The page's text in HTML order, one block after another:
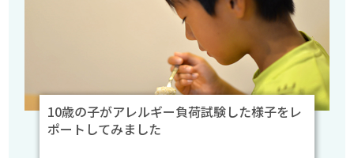
10歳の子がアレルギー負荷試験した様子をレ
ポートしてみました